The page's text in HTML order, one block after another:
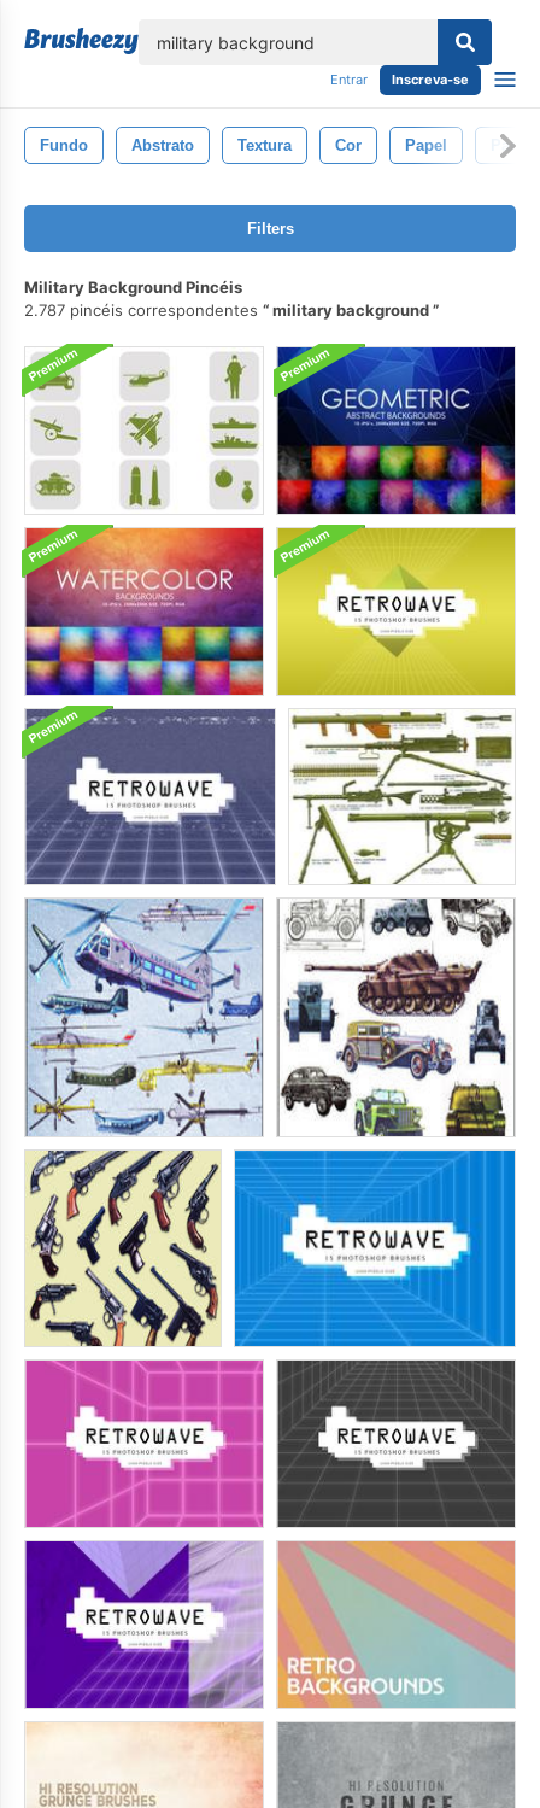
Entrar Inscreva-se
Fundo Abstrato Textura Cor Papel Pano
Filters
Military Background Pincéis
2.787 pincéis correspondentes
military background